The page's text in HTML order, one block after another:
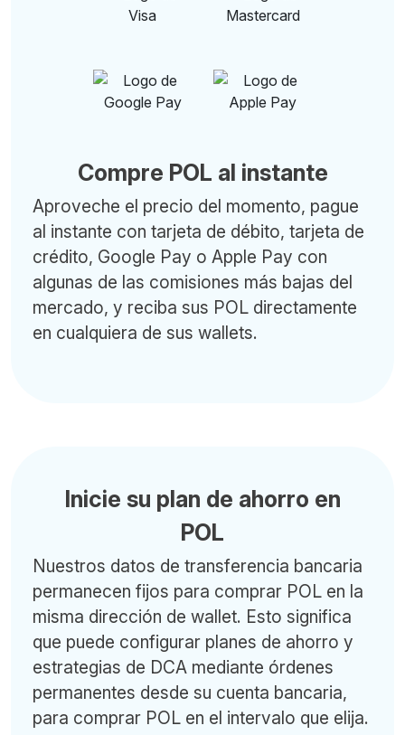
Compre POL al instante
Aproveche el precio del momento, pague
al instante con tarjeta de débito, tarjeta de
crédito, Google Pay o Apple Pay con
algunas de las comisiones más bajas del
mercado, y reciba sus POL directamente
en cualquiera de sus wallets.
Inicie su plan de ahorro en
POL
Nuestros datos de transferencia bancaria
permanecen fijos para comprar POL en la
misma dirección de wallet. Esto significa
que puede configurar planes de ahorro y
estrategias de DCA mediante órdenes
permanentes desde su cuenta bancaria,
para comprar POL en el intervalo que elija.